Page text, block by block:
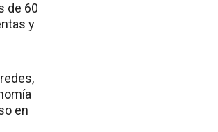
de 60
y
en